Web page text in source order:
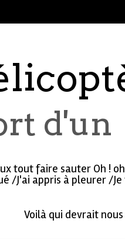
d'un
tout faire sauter Oh !
/J'ai appris à pleurer /
Voilà qui devrait